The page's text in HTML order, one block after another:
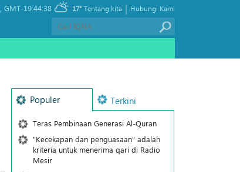
GMT-19:44:38 17° Hubungi Kami
|
Tentang kita
Populer Terkini
Teras Pembinaan Generasi Al-Quran
"Kecekapan dan penguasaan" adalah
kriteria untuk menerima qari di Radio
Mesir